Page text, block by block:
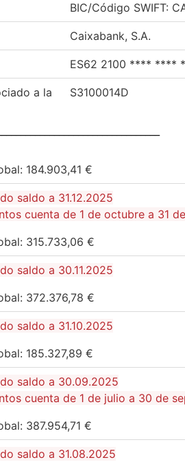
BIC/Código SWIFT:
Caixabank, S.A.
ES62 2100 **** ****
a la
S3100014D
184.903,41 €
saldo a 31.12.2025
cuenta de 1 de octubre a 31
315.733,06 €
saldo a 30.11.2025
372.376,78 €
saldo a 31.10.2025
185.327,89 €
saldo a 30.09.2025
cuenta de 1 de julio a 30 de
387.954,71 €
saldo a 31.08.2025